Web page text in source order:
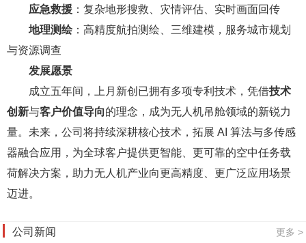
应急救援 ：复杂地形搜救、灾情评估、实时画面回传
地理测绘 ：高精度航拍测绘、三维建模，服务城市规划
与资源调查
发展愿景
成立五年间，上月新创已拥有多项专利技术，凭借技术
创新与客户价值导向的理念，成为无人机吊舱领域的新锐力
量。未来，公司将持续深耕核心技术，拓展 AI 算法与多传感
器融合应用，为全球客户提供更智能、更可靠的空中任务载
荷解决方案，助力无人机产业向更高精度、更广泛应用场景
迈进。
公司新闻 更多 >